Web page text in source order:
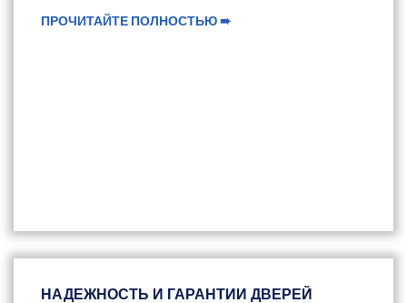
ПРОЧИТАЙТЕ ПОЛНОСТЬЮ ➠
НАДЕЖНОСТЬ И ГАРАНТИИ ДВЕРЕЙ